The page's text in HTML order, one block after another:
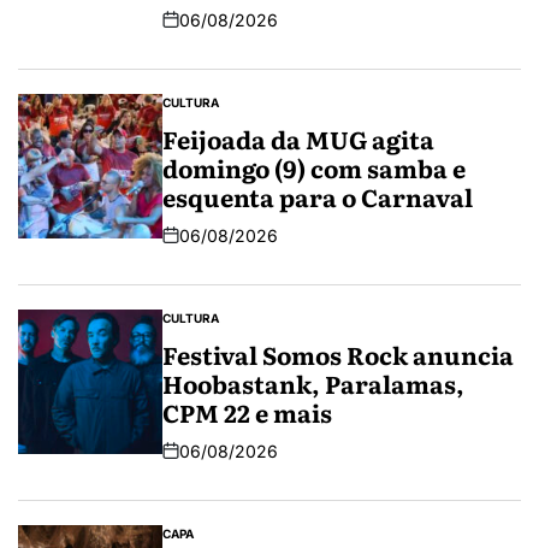
06/08/2026
CULTURA
Feijoada da MUG agita
domingo (9) com samba e
esquenta para o Carnaval
06/08/2026
CULTURA
Festival Somos Rock anuncia
Hoobastank, Paralamas,
CPM 22 e mais
06/08/2026
CAPA